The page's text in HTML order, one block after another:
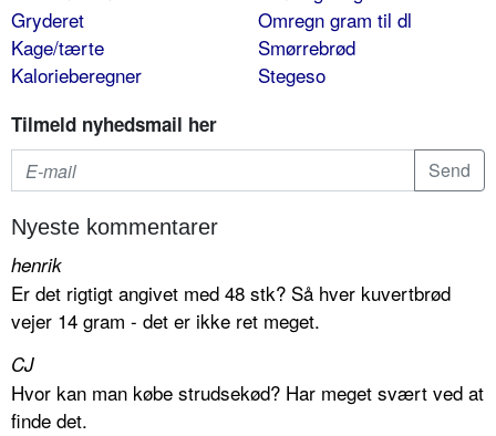
Gryderet
Kage/tærte
Kalorieberegner
Omregn gram til dl
Smørrebrød
Stegeso
Tilmeld nyhedsmail her
Nyeste kommentarer
henrik
Er det rigtigt angivet med 48 stk? Så hver kuvertbrød
vejer 14 gram - det er ikke ret meget.
CJ
Hvor kan man købe strudsekød? Har meget svært ved at
finde det.